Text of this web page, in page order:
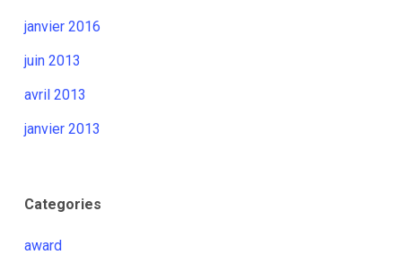
janvier 2016
juin 2013
avril 2013
janvier 2013
Categories
award